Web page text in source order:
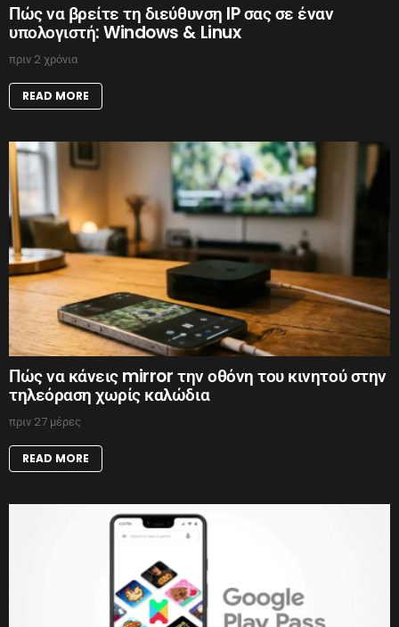
Πώς να βρείτε τη διεύθυνση IP σας σε έναν
υπολογιστή: Windows & Linux
πριν 2 χρόνια
READ MORE
Πώς να κάνεις mirror την οθόνη του κινητού στην
τηλεόραση χωρίς καλώδια
πριν 27 μέρες
READ MORE